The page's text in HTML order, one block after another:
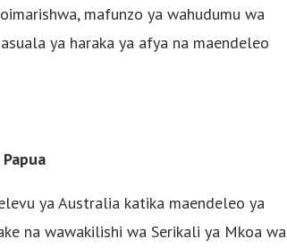
mafunzo ya wahudumu wa
ya haraka ya afya na maendeleo
ya Australia katika maendeleo ya
na wawakilishi wa Serikali ya Mkoa wa